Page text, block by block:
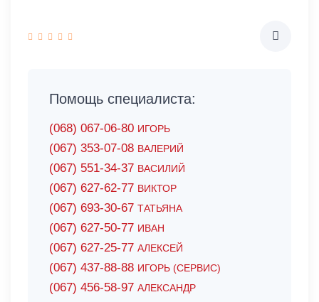
Помощь специалиста:
(068) 067-06-80 ИГОРЬ
(067) 353-07-08 ВАЛЕРИЙ
(067) 551-34-37 ВАСИЛИЙ
(067) 627-62-77 ВИКТОР
(067) 693-30-67 ТАТЬЯНА
(067) 627-50-77 ИВАН
(067) 627-25-77 АЛЕКСЕЙ
(067) 437-88-88 ИГОРЬ (СЕРВИС)
(067) 456-58-97 АЛЕКСАНДР